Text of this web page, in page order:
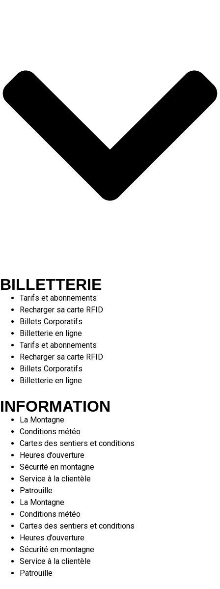
BILLETTERIE
Tarifs et abonnements
Recharger sa carte RFID
Billets Corporatifs
Billetterie en ligne
Tarifs et abonnements
Recharger sa carte RFID
Billets Corporatifs
Billetterie en ligne
INFORMATION
La Montagne
Conditions météo
Cartes des sentiers et conditions
Heures d’ouverture
Sécurité en montagne
Service à la clientèle
Patrouille
La Montagne
Conditions météo
Cartes des sentiers et conditions
Heures d’ouverture
Sécurité en montagne
Service à la clientèle
Patrouille